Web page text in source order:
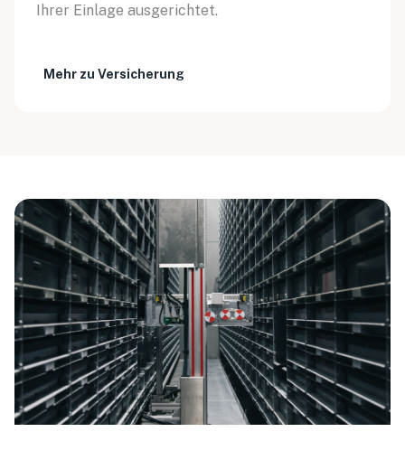
Ihrer Einlage ausgerichtet.
Mehr zu Versicherung